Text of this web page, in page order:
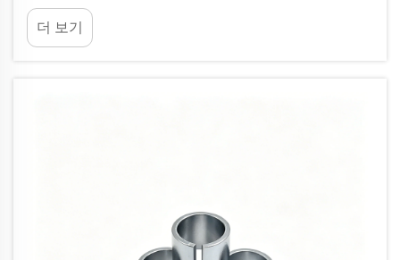
한 복귀 토크를 전달하는 것이다. 이 목적을 달성할
수 있는 스프링 유형은 여러 가지이지만, 나선형 비
틀림 스프링은...
더 보기